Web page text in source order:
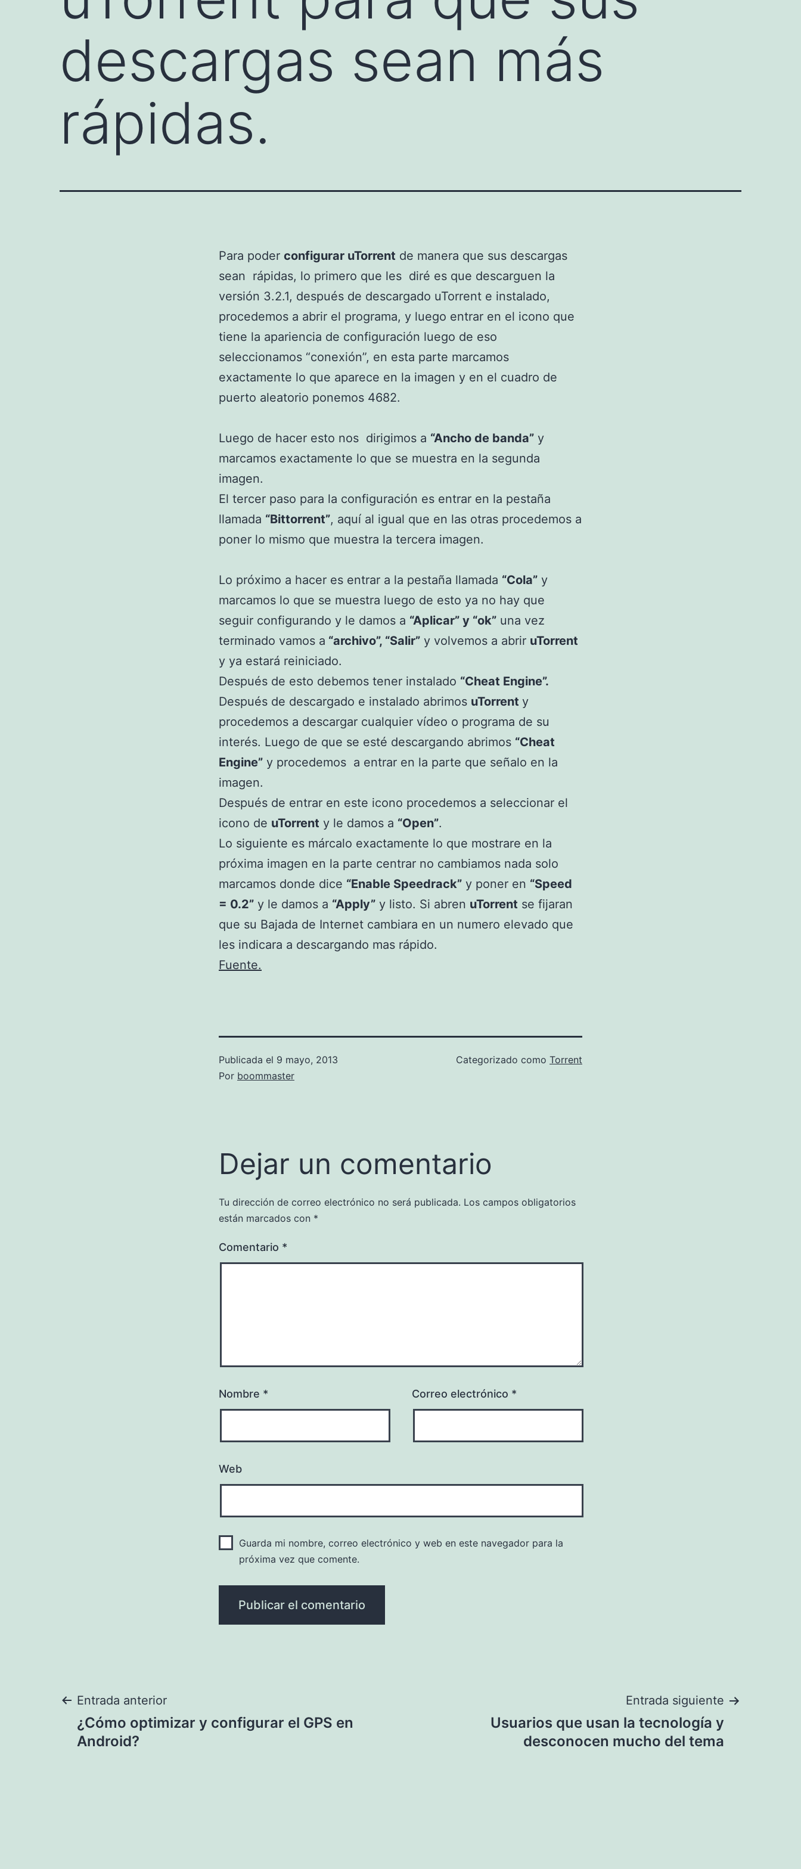
descargas sean más
rápidas.
Para poder configurar uTorrent de manera que sus descargas
sean rápidas, lo primero que les diré es que descarguen la
versión 3.2.1, después de descargado uTorrent e instalado,
procedemos a abrir el programa, y luego entrar en el icono que
tiene la apariencia de configuración luego de eso
seleccionamos “conexión”, en esta parte marcamos
exactamente lo que aparece en la imagen y en el cuadro de
puerto aleatorio ponemos 4682.
Luego de hacer esto nos dirigimos a “Ancho de banda” y
marcamos exactamente lo que se muestra en la segunda
imagen.
El tercer paso para la configuración es entrar en la pestaña
llamada “Bittorrent”, aquí al igual que en las otras procedemos a
poner lo mismo que muestra la tercera imagen.
Lo próximo a hacer es entrar a la pestaña llamada “Cola” y
marcamos lo que se muestra luego de esto ya no hay que
seguir configurando y le damos a “Aplicar” y “ok” una vez
terminado vamos a “archivo”, “Salir” y volvemos a abrir uTorrent
y ya estará reiniciado.
Después de esto debemos tener instalado “Cheat Engine”.
Después de descargado e instalado abrimos uTorrent y
procedemos a descargar cualquier vídeo o programa de su
interés. Luego de que se esté descargando abrimos “Cheat
Engine” y procedemos a entrar en la parte que señalo en la
imagen.
Después de entrar en este icono procedemos a seleccionar el
icono de uTorrent y le damos a “Open”.
Lo siguiente es márcalo exactamente lo que mostrare en la
próxima imagen en la parte centrar no cambiamos nada solo
marcamos donde dice “Enable Speedrack” y poner en “Speed
= 0.2” y le damos a “Apply” y listo. Si abren uTorrent se fijaran
que su Bajada de Internet cambiara en un numero elevado que
les indicara a descargando mas rápido.
Fuente.
Publicada el 9 mayo, 2013
Por boommaster
Categorizado como Torrent
Dejar un comentario
Tu dirección de correo electrónico no será publicada. Los campos obligatorios
están marcados con *
Comentario *
Nombre * Correo electrónico *
Web
Guarda mi nombre, correo electrónico y web en este navegador para la
próxima vez que comente.
Navegación
de
Entrada anterior
¿Cómo optimizar y configurar el GPS en
Android?
Entrada siguiente
Usuarios que usan la tecnología y
desconocen mucho del tema